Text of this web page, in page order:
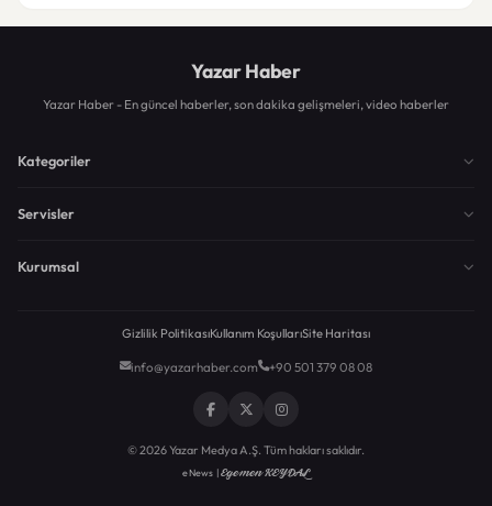
Yazar Haber
Yazar Haber - En güncel haberler, son dakika gelişmeleri, video haberler
Kategoriler
Servisler
Kurumsal
Gizlilik PolitikasıKullanım KoşullarıSite Haritası
info@yazarhaber.com +90 501 379 08 08
© 2026 Yazar Medya A.Ş. Tüm hakları saklıdır.
eNews |Egemen KEYDAL